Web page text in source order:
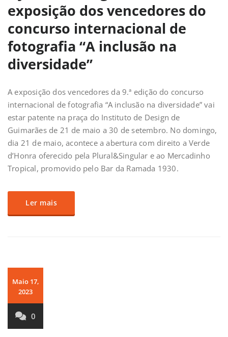
exposição dos vencedores do
concurso internacional de
fotografia “A inclusão na
diversidade”
A exposição dos vencedores da 9.ª edição do concurso
internacional de fotografia “A inclusão na diversidade” vai
estar patente na praça do Instituto de Design de
Guimarães de 21 de maio a 30 de setembro. No domingo,
dia 21 de maio, acontece a abertura com direito a Verde
d’Honra oferecido pela Plural&Singular e ao Mercadinho
Tropical, promovido pelo Bar da Ramada 1930.
Ler mais
Maio 17,
2023
0